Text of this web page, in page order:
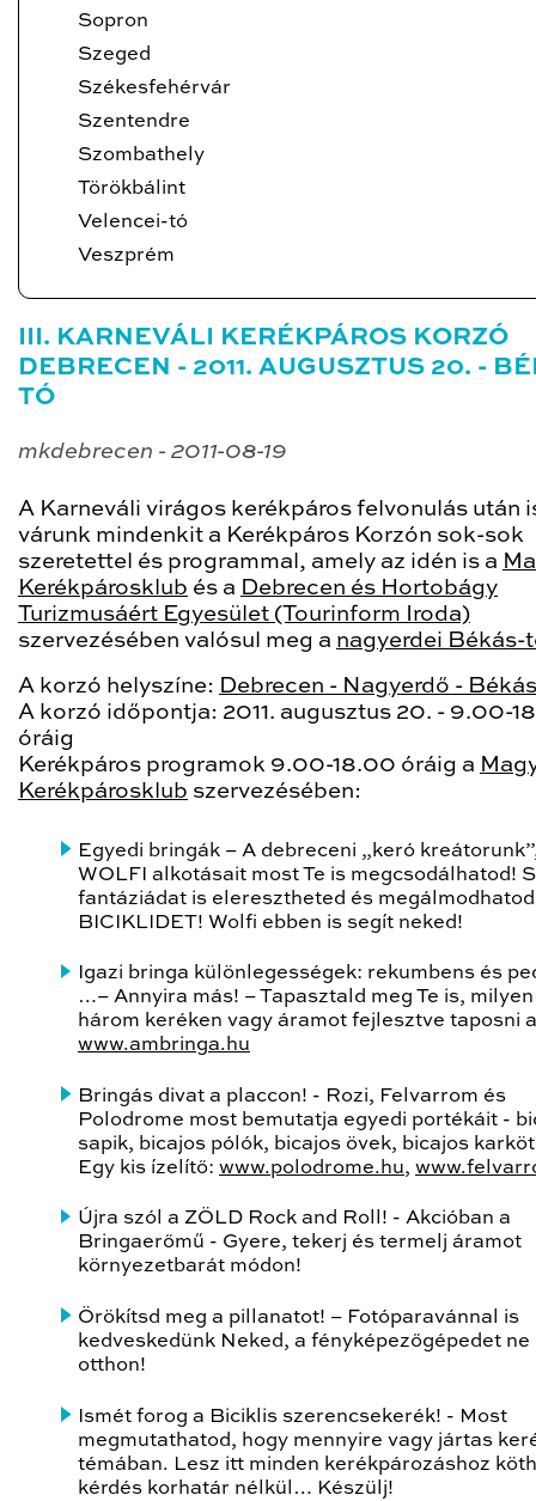
Sopron
Szeged
Székesfehérvár
Szentendre
Szombathely
Törökbálint
Velencei-tó
Veszprém
III. KARNEVÁLI KERÉKPÁROS KORZÓ
DEBRECEN - 2011. AUGUSZTUS 20. -
TÓ
mkdebrecen - 2011-08-19
A Karneváli virágos kerékpáros felvonulás után
várunk mindenkit a Kerékpáros Korzón sok-sok
szeretettel és programmal, amely az idén is a
Kerékpárosklub és a Debrecen és Hortobágy
Turizmusáért Egyesület (Tourinform Iroda)
szervezésében valósul meg a nagyerdei Békás-
A korzó helyszíne: Debrecen - Nagyerdő -
A korzó időpontja: 2011. augusztus 20. - 9.00-
óráig
Kerékpáros programok 9.00-18.00 óráig a
Kerékpárosklub szervezésében:
Egyedi bringák – A debreceni „keró
WOLFI alkotásait most Te is megcsodálhatod!
fantáziádat is eleresztheted és
BICIKLIDET! Wolfi ebben is segít neked!
Igazi bringa különlegességek: rekumbens és
…– Annyira más! – Tapasztald meg Te is,
három keréken vagy áramot fejlesztve taposni
www.ambringa.hu
Bringás divat a placcon! - Rozi, Felvarrom és
Polodrome most bemutatja egyedi portékáit -
sapik, bicajos pólók, bicajos övek, bicajos
Egy kis ízelítő: www.polodrome.hu,
Újra szól a ZÖLD Rock and Roll! - Akcióban a
Bringaerőmű - Gyere, tekerj és termelj áramot
környezetbarát módon!
Örökítsd meg a pillanatot! – Fotóparavánnal is
kedveskedünk Neked, a fényképezőgépedet ne
otthon!
Ismét forog a Biciklis szerencsekerék! - Most
megmutathatod, hogy mennyire vagy jártas
témában. Lesz itt minden kerékpározáshoz
kérdés korhatár nélkül… Készülj!